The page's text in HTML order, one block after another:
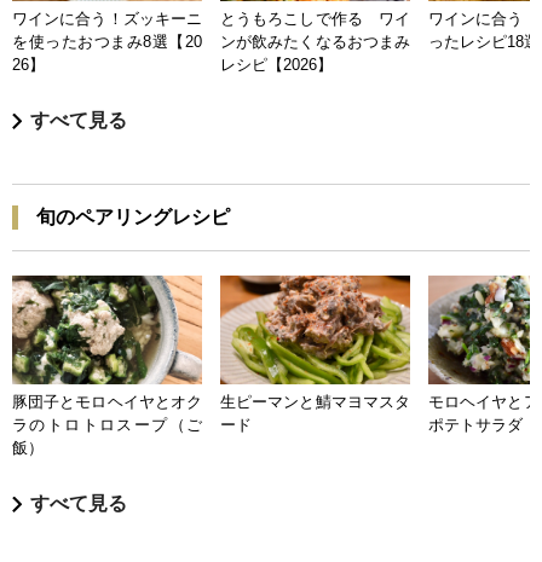
ワインに合う！ズッキーニ
を使ったおつまみ8選【20
26】
とうもろこしで作る ワイ
ンが飲みたくなるおつまみ
レシピ【2026】
ワインに合う
ったレシピ18
すべて見る
旬のペアリングレシピ
豚団子とモロヘイヤとオク
ラのトロトロスープ（ご
飯）
生ピーマンと鯖マヨマスタ
ード
モロヘイヤと
ポテトサラダ
すべて見る